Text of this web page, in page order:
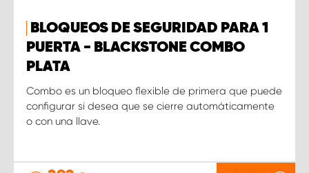
BLOQUEOS DE SEGURIDAD PARA 1
PUERTA - BLACKSTONE COMBO
PLATA
Combo es un bloqueo flexible de primera que puede
configurar si desea que se cierre automáticamente
o con una llave.